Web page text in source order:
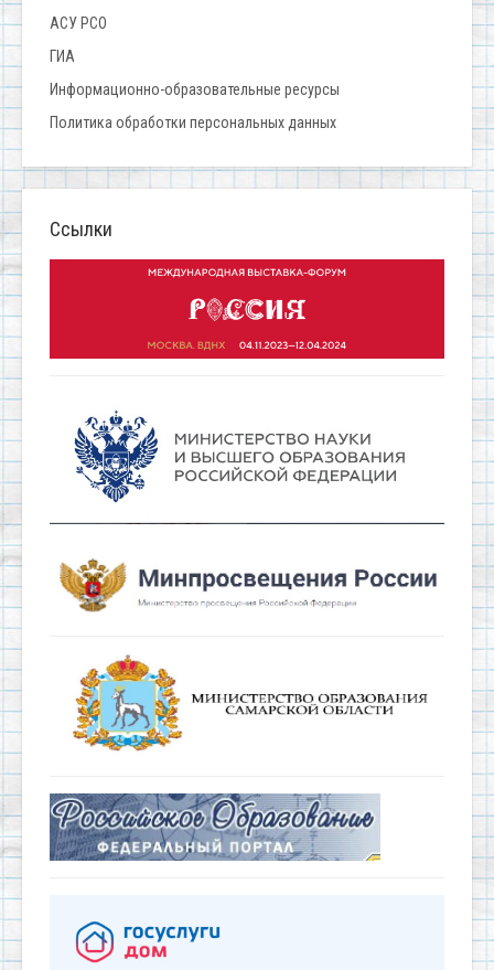
АСУ РСО
ГИА
Информационно-образовательные ресурсы
Политика обработки персональных данных
Ссылки